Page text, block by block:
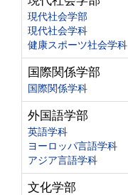
現代社会学部
現代社会学科
健康スポーツ社会学科
国際関係学部
国際関係学科
外国語学部
英語学科
ヨーロッパ言語学科
アジア言語学科
文化学部